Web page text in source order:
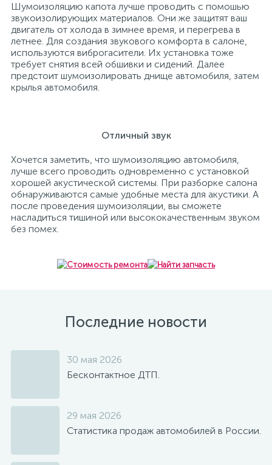
Шумоизоляцию капота лучше проводить с помошью
звукоизолирующих материалов. Они же защитят ваш
двигатель от холода в зимнее время, и перегрева в
летнее. Для создания звукового комфорта в салоне,
используются виброгасители. Их установка тоже
требует снятия всей обшивки и сидений. Далее
предстоит шумоизолировать днище автомобиля, затем
крылья автомобиля.
Отличный звук
Хочется заметить, что шумоизоляцию автомобиля,
лучше всего проводить одновременно с установкой
хорошей акустической системы. При разборке салона
обнаруживаются самые удобные места для акустики. А
после проведения шумоизоляции, вы сможете
насладиться тишиной или высококачественным звуком
без помех.
Последние новости
30 мая 2026
Бесконтактное ДТП.
29 мая 2026
Статистика продаж автомобилей в России.